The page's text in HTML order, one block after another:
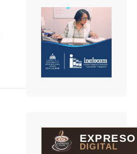
EXPRESO
DIGITAL